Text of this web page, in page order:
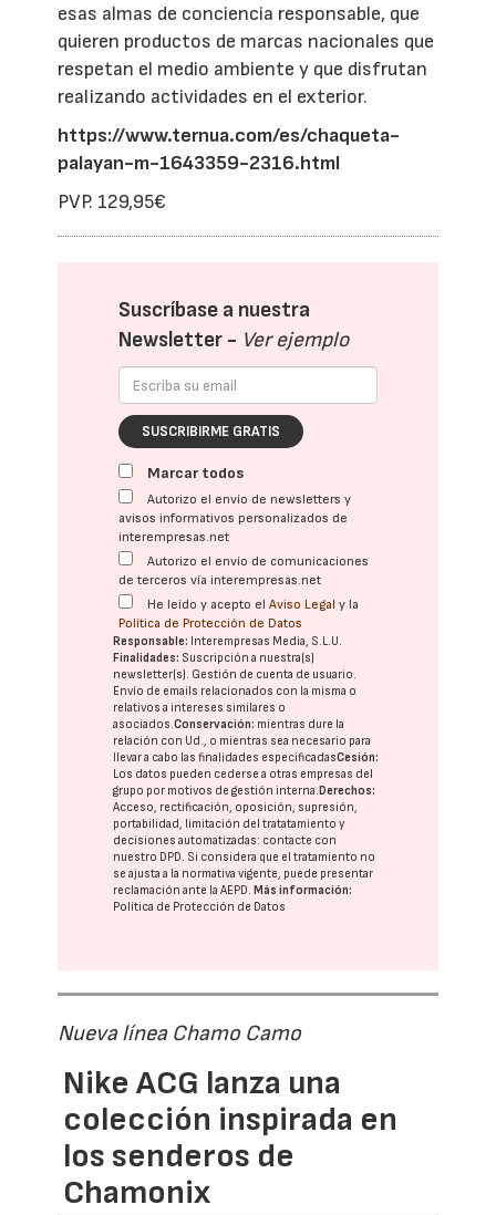
esas almas de conciencia responsable, que
quieren productos de marcas nacionales que
respetan el medio ambiente y que disfrutan
realizando actividades en el exterior.
https://www.ternua.com/es/chaqueta-
palayan-m-1643359-2316.html
PVP. 129,95€
Suscríbase a nuestra
Newsletter - Ver ejemplo
SUSCRIBIRME GRATIS
Marcar todos
Autorizo el envío de newsletters y
avisos informativos personalizados de
interempresas.net
Autorizo el envío de comunicaciones
de terceros vía interempresas.net
He leído y acepto elAviso Legal y la
Política de Protección de Datos
Responsable: Interempresas Media, S.L.U.
Finalidades: Suscripción a nuestra(s)
newsletter(s). Gestión de cuenta de usuario.
Envío de emails relacionados con la misma o
relativos a intereses similares o
asociados.Conservación: mientras dure la
relación con Ud., o mientras sea necesario para
llevar a cabo las finalidades especificadasCesión:
Los datos pueden cederse a otras empresas del
grupo por motivos de gestión interna.Derechos:
Acceso, rectificación, oposición, supresión,
portabilidad, limitación del tratatamiento y
decisiones automatizadas: contacte con
nuestro DPD. Si considera que el tratamiento no
se ajusta a la normativa vigente, puede presentar
reclamación ante laAEPD.Más información:
Política de Protección de Datos
Nueva línea Chamo Camo
Nike ACG lanza una
colección inspirada en
los senderos de
Chamonix